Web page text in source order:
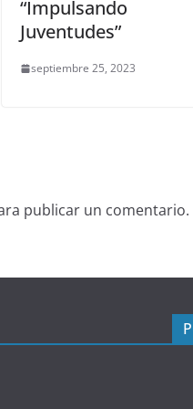
“Impulsando
Juventudes”
septiembre 25, 2023
publicar un comentario.